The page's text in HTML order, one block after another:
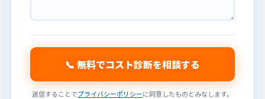
📞 無料でコスト診断を相談する
送信することでプライバシーポリシーに同意したものとみなします。